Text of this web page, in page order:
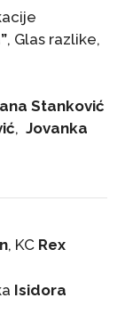
, Glas razlike,
Stanković
, Jovanka
, KC Rex
Isidora